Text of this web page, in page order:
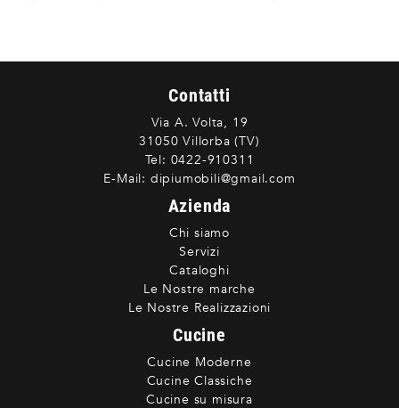
Contatti
Via A. Volta, 19
31050 Villorba (TV)
Tel: 0422-910311
E-Mail: dipiumobili@gmail.com
Azienda
Chi siamo
Servizi
Cataloghi
Le Nostre marche
Le Nostre Realizzazioni
Cucine
Cucine Moderne
Cucine Classiche
Cucine su misura